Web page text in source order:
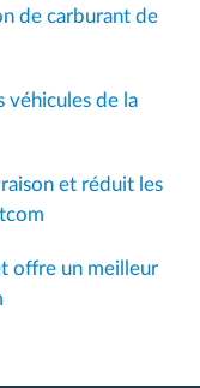
de carburant de
véhicules de la
et réduit les
offre un meilleur